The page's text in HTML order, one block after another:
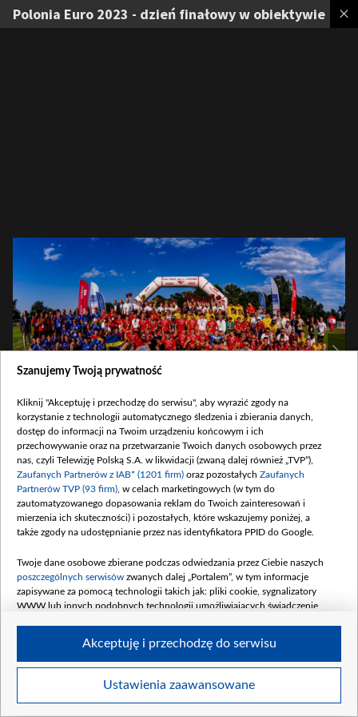
Polonia Euro 2023 - dzień finałowy w obiektywie
Polonia Euro 2023 - dzień finałowy w obiektywie, fot. Polonia Euro
1
Szczegóły
Szanujemy Twoją prywatność
Kliknij "Akceptuję i przechodzę do serwisu", aby wyrazić zgody na
korzystanie z technologii automatycznego śledzenia i zbierania danych,
dostęp do informacji na Twoim urządzeniu końcowym i ich
przechowywanie oraz na przetwarzanie Twoich danych osobowych przez
nas, czyli Telewizję Polską S.A. w likwidacji (zwaną dalej również „TVP”),
Zaufanych Partnerów z IAB* (1201 firm) oraz pozostałych Zaufanych
Partnerów TVP (93 firm) , w celach marketingowych (w tym do
zautomatyzowanego dopasowania reklam do Twoich zainteresowań i
mierzenia ich skuteczności) i pozostałych, które wskazujemy poniżej, a
także zgody na udostępnianie przez nas identyfikatora PPID do Google.
Twoje dane osobowe zbierane podczas odwiedzania przez Ciebie naszych
poszczególnych serwisów zwanych dalej „Portalem”, w tym informacje
zapisywane za pomocą technologii takich jak: pliki cookie, sygnalizatory
WWW lub innych podobnych technologii umożliwiających świadczenie
Twoje dane osobowe zbierane podczas odwiedzania przez Ciebie
Ustawienia zaawansowane
Akceptuję i przechodzę do serwisu